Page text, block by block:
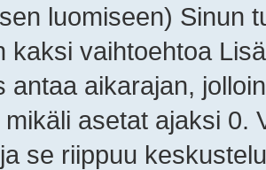
luomiseen) Sinun
kaksi vaihtoehtoa
antaa aikarajan,
asetat ajaksi 0.
se riippuu